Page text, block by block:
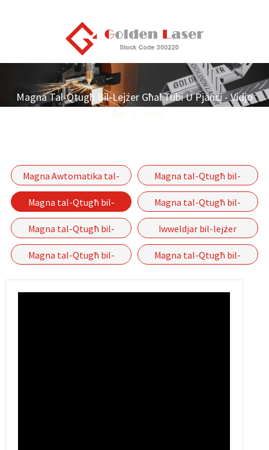
Magna Tal-Qtugħ Bil-Lejżer Għal Tubi U Pjanċi - Vidjo
Magna Awtomatika tal-
Qtugħ bil-Lejżer tal-Fibra
tal-Pajpijiet Serje P-(A)
Magna tal-Qtugħ bil-
Laser tal-Fibra Magħluqa
Magna tal-Qtugħ bil-
Lejżer għal Tubi u Pjanċi
Magna tal-Qtugħ bil-
Lejżer b'Fibra b'Tabella
Unika Serje GF
Magna tal-Qtugħ bil-
Lejżer bil-Fibra bil-Mutur
Iwweldjar bil-lejżer
Magna tal-Qtugħ bil-
Magna tal-Qtugħ bil-